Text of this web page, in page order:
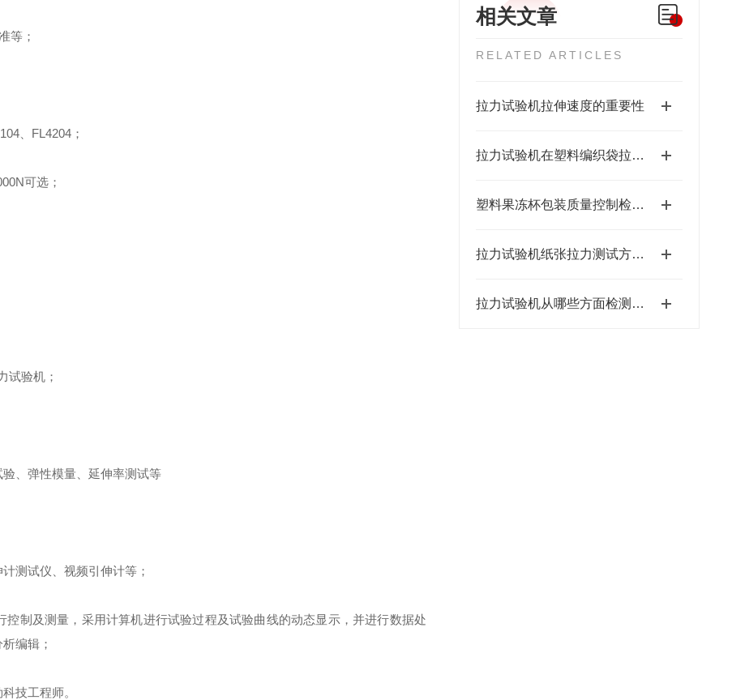
相关文章
RELATED ARTICLES
拉力试验机拉伸速度的重要性
拉力试验机在塑料编织袋拉伸测试中的应用
塑料果冻杯包装质量控制检测仪器及检测项目
拉力试验机纸张拉力测试方法及操作步骤
拉力试验机从哪些方面检测书包质量
等 ；
FL4204 ；
可选 ；
试验机 ；
、弹性模量、延伸率测试等
测试仪、视频引伸计等 ；
制及测量，采用计算机进行试验过程及试验曲线的动态显示，并进行数据处
析编辑 ；
技工程师。